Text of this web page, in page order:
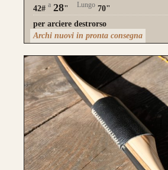
42# a 28" Lungo 70"
per arciere destrorso
Archi nuovi in pronta consegna